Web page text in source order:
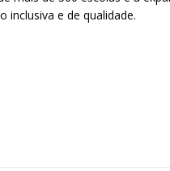
inclusiva e de qualidade.